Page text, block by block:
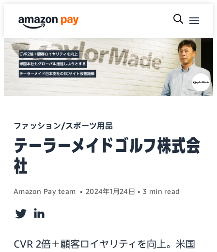
ファッション/スポーツ用品
テーラーメイドゴルフ株式会
社
Amazon Pay team 2024年1月24日 3 min read
Twitter
CVR 2倍＋顧客ロイヤリティを向上。米国